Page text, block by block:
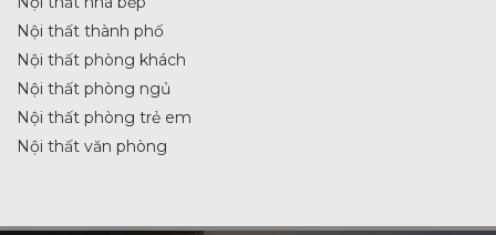
Nội thất thành phố
Nội thất phòng khách
Nội thất phòng ngủ
Nội thất phòng trẻ em
Nội thất văn phòng